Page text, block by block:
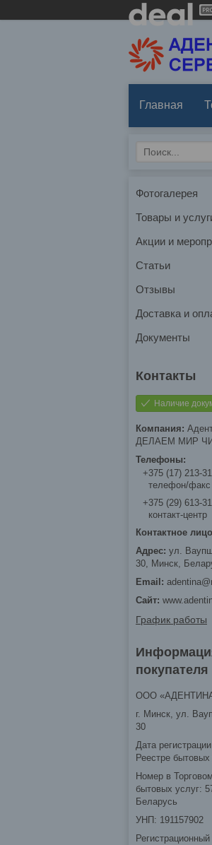
Главная
Фотогалерея
Товары и
Акции и
Статьи
Отзывы
Доставка и
Документы
Наличие
ДЕЛАЕМ МИР
+375 (17) 213-
телефон/факс
+375 (29) 613-
контакт-центр
ул.
30, Минск,
График работы
покупателя
ООО
г. Минск, ул.
30
Дата
Реестре
Номер в
бытовых услуг:
Беларусь
УНП: 191157902